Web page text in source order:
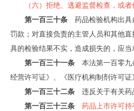
（六）拒绝、逃避监督检查，或
第一百三十条 药品检验机构出
罚款；对直接负责的主管人员和其他
具的检验结果不实，造成损失的，应当
第一百三十一条 本法第一百零九
经营许可证》、《医疗机构制剂许可
第一百三十二条 违反关于有关药
第一百三十三条
药品上市许可持